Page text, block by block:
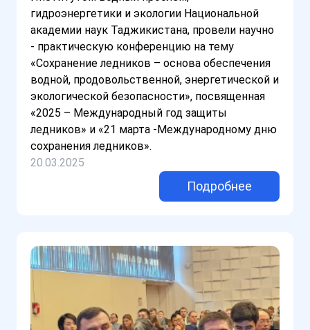
гидроэнергетики и экологии Национальной
академии наук Таджикистана, провели научно
- практическую конференцию на тему
«Сохранение ледников – основа обеспечения
водной, продовольственной, энергетической и
экологической безопасности», посвященная
«2025 – Международный год защиты
ледников» и «21 марта -Международному дню
сохранения ледников».
20.03.2025
Подробнее